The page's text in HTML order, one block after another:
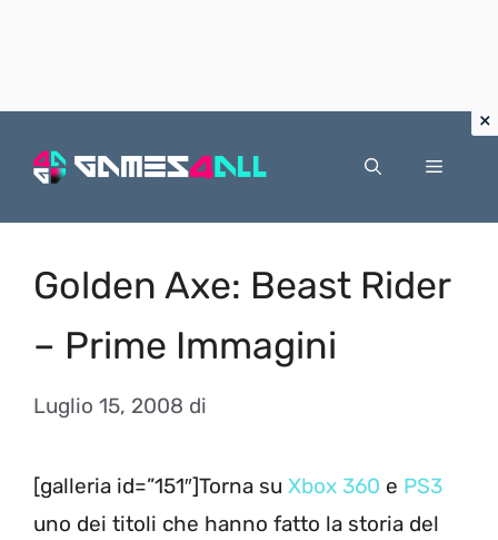
Menu
Golden Axe: Beast Rider
– Prime Immagini
Luglio 15, 2008 di
[galleria id=”151″]Torna su Xbox 360 e PS3
uno dei titoli che hanno fatto la storia del